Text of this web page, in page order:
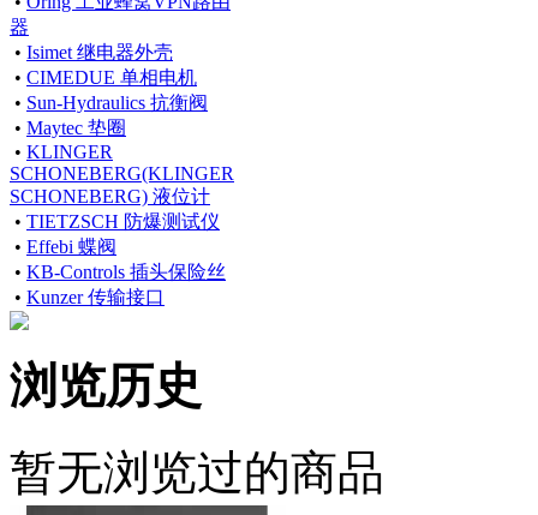
器
• Isimet 继电器外壳
• CIMEDUE 单相电机
• Sun-Hydraulics 抗衡阀
• Maytec 垫圈
• KLINGER
SCHONEBERG(KLINGER
SCHONEBERG) 液位计
• TIETZSCH 防爆测试仪
• Effebi 蝶阀
• KB-Controls 插头保险丝
• Kunzer 传输接口
浏览历史
暂无浏览过的商品